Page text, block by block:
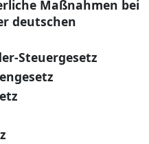
Maßnahmen bei
deutschen
Steuergesetz